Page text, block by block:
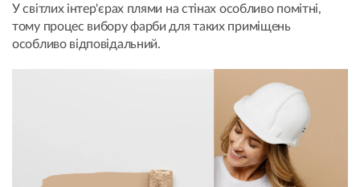
У світлих інтер'єрах плями на стінах особливо помітні,
тому процес вибору фарби для таких приміщень
особливо відповідальний.